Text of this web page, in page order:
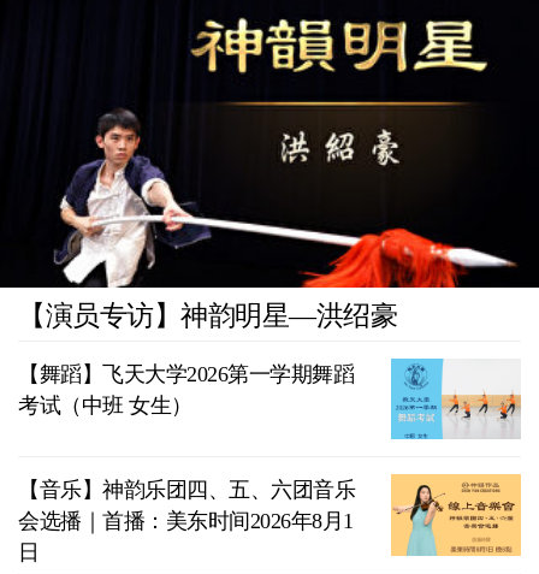
【演员专访】神韵明星—洪绍豪
【舞蹈】飞天大学2026第一学期舞蹈
考试（中班 女生）
【音乐】神韵乐团四、五、六团音乐
会选播｜首播：美东时间2026年8月1
日